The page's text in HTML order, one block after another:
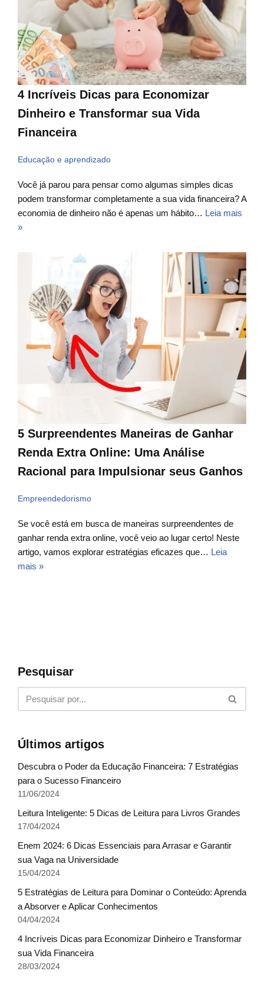
4 Incríveis Dicas para Economizar
Dinheiro e Transformar sua Vida
Financeira
Educação e aprendizado
Você já parou para pensar como algumas simples dicas
podem transformar completamente a sua vida financeira? A
economia de dinheiro não é apenas um hábito… Leia mais
»
5 Surpreendentes Maneiras de Ganhar
Renda Extra Online: Uma Análise
Racional para Impulsionar seus Ganhos
Empreendedorismo
Se você está em busca de maneiras surpreendentes de
ganhar renda extra online, você veio ao lugar certo! Neste
artigo, vamos explorar estratégias eficazes que… Leia
mais »
Pesquisar
Últimos artigos
Descubra o Poder da Educação Financeira: 7 Estratégias
para o Sucesso Financeiro
11/06/2024
Leitura Inteligente: 5 Dicas de Leitura para Livros Grandes
17/04/2024
Enem 2024: 6 Dicas Essenciais para Arrasar e Garantir
sua Vaga na Universidade
15/04/2024
5 Estratégias de Leitura para Dominar o Conteúdo: Aprenda
a Absorver e Aplicar Conhecimentos
04/04/2024
4 Incríveis Dicas para Economizar Dinheiro e Transformar
sua Vida Financeira
28/03/2024